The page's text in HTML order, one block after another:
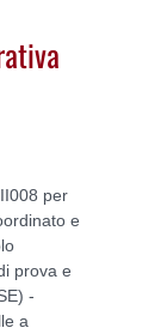
per
e
prova e
-
a